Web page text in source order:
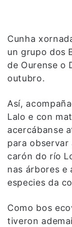
Cunha
un grupo dos
de Ourense o
outubro.
Así,
Lalo e con
acercábanse
para observar
carón do río
nas árbores e
especies da
Como bos
tiveron